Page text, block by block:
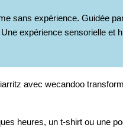
sans expérience. Guidée
expérience sensorielle et
avec wecandoo
heures, un t-shirt ou une